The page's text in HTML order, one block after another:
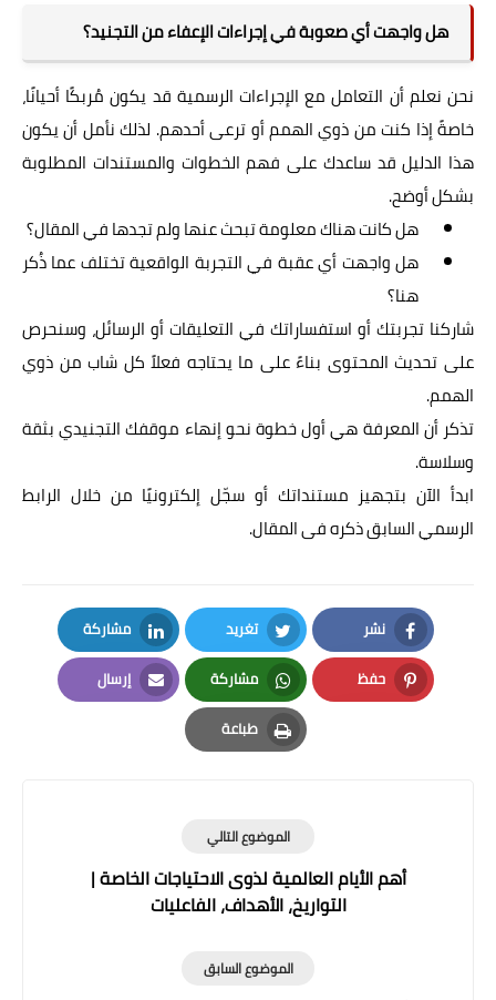
هل واجهت أي صعوبة في إجراءات الإعفاء من التجنيد؟
نحن نعلم أن التعامل مع الإجراءات الرسمية قد يكون مُربكًا أحيانًا،
خاصةً إذا كنت من ذوي الهمم أو ترعى أحدهم. لذلك نأمل أن يكون
هذا الدليل قد ساعدك على فهم الخطوات والمستندات المطلوبة
بشكل أوضح.
هل كانت هناك معلومة تبحث عنها ولم تجدها في المقال؟
هل واجهت أي عقبة في التجربة الواقعية تختلف عما ذُكر
هنا؟
شاركنا تجربتك أو استفساراتك في التعليقات أو الرسائل، وسنحرص
على تحديث المحتوى بناءً على ما يحتاجه فعلاً كل شاب من ذوي
الهمم.
تذكر أن المعرفة هي أول خطوة نحو إنهاء موقفك التجنيدي بثقة
وسلاسة.
ابدأ الآن بتجهيز مستنداتك أو سجّل إلكترونيًا من خلال الرابط
الرسمي السابق ذكره فى المقال.
نشر
Facebook
تغريد
Twitter
مشاركة
LinkedIn
حفظ
Pinterest
مشاركة
Whatsapp
إرسال
Email
طباعة
Print
الموضوع التالي
أهم الأيام العالمية لذوى الاحتياجات الخاصة |
التواريخ، الأهداف، الفاعليات
الموضوع السابق